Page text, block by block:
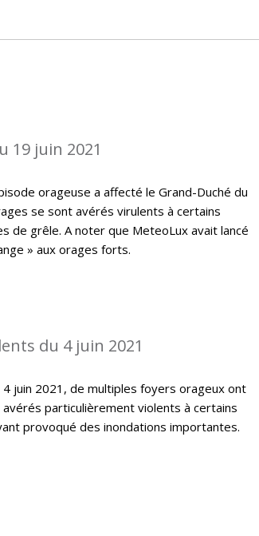
19 juin 2021
orageuse a affecté le Grand-Duché du
se sont avérés virulents à certains
de grêle. A noter que MeteoLux avait lancé
» aux orages forts.
du 4 juin 2021
juin 2021, de multiples foyers orageux ont
particulièrement violents à certains
provoqué des inondations importantes.